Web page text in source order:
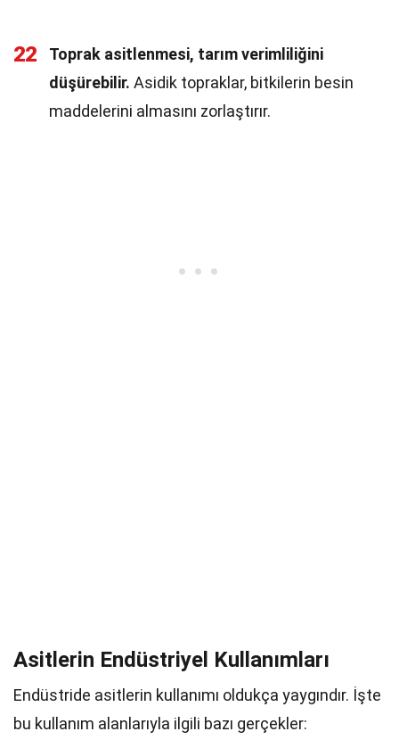
22
Toprak asitlenmesi, tarım verimliliğini
düşürebilir. Asidik topraklar, bitkilerin besin
maddelerini almasını zorlaştırır.
Asitlerin Endüstriyel Kullanımları
Endüstride asitlerin kullanımı oldukça yaygındır. İşte
bu kullanım alanlarıyla ilgili bazı gerçekler: